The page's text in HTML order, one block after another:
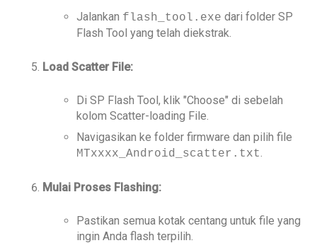
Jalankan flash_tool.exe dari folder SP
Flash Tool yang telah diekstrak.
Load Scatter File:
Di SP Flash Tool, klik "Choose" di sebelah
kolom Scatter-loading File.
Navigasikan ke folder firmware dan pilih file
MTxxxx_Android_scatter.txt.
Mulai Proses Flashing:
Pastikan semua kotak centang untuk file yang
ingin Anda flash terpilih.